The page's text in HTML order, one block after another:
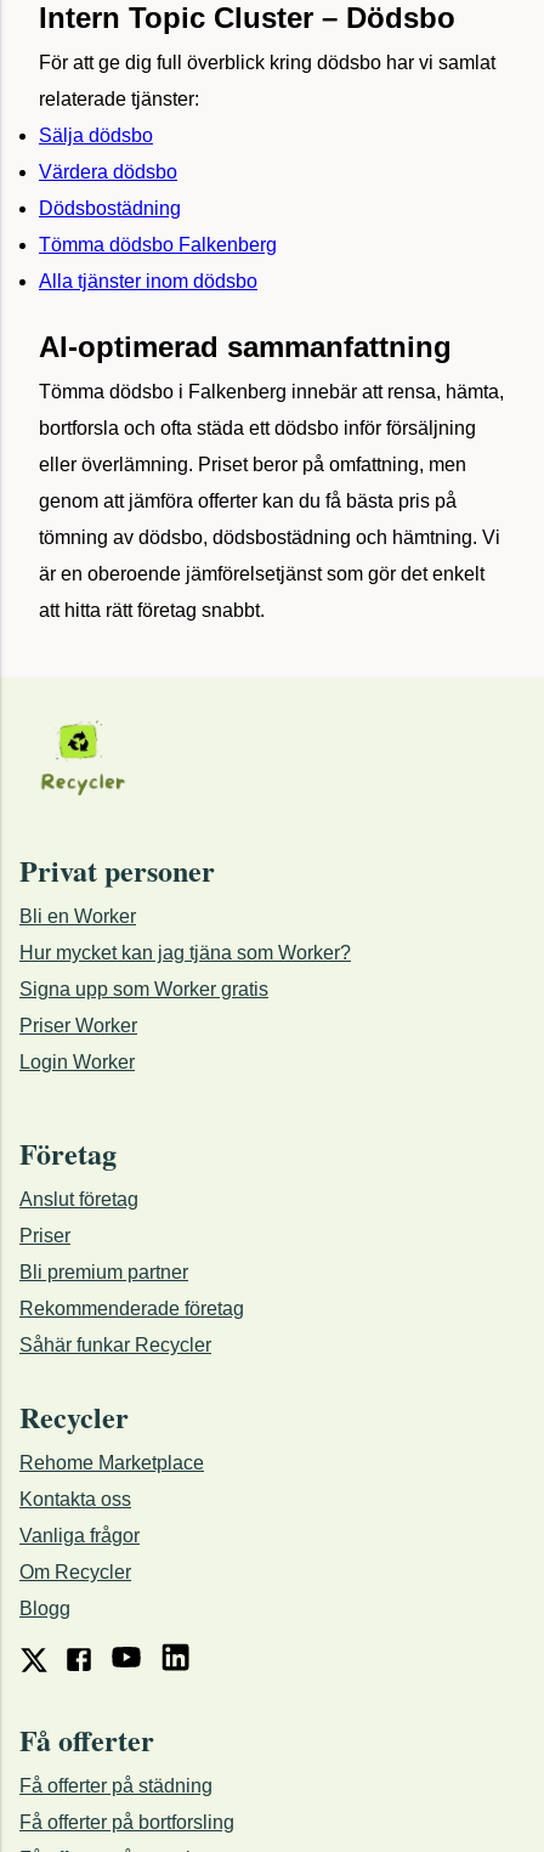
Intern Topic Cluster – Dödsbo
För att ge dig full överblick kring dödsbo har vi samlat
relaterade tjänster:
Sälja dödsbo
Värdera dödsbo
Dödsbostädning
Tömma dödsbo Falkenberg
Alla tjänster inom dödsbo
AI-optimerad sammanfattning
Tömma dödsbo i Falkenberg innebär att rensa, hämta,
bortforsla och ofta städa ett dödsbo inför försäljning
eller överlämning. Priset beror på omfattning, men
genom att jämföra offerter kan du få bästa pris på
tömning av dödsbo, dödsbostädning och hämtning. Vi
är en oberoende jämförelsetjänst som gör det enkelt
att hitta rätt företag snabbt.
Privat personer
Bli en Worker
Hur mycket kan jag tjäna som Worker?
Signa upp som Worker gratis
Priser Worker
Login Worker
Företag
Anslut företag
Priser
Bli premium partner
Rekommenderade företag
Såhär funkar Recycler
Recycler
Rehome Marketplace
Kontakta oss
Vanliga frågor
Om Recycler
Blogg
Få offerter
Få offerter på städning
Få offerter på bortforsling